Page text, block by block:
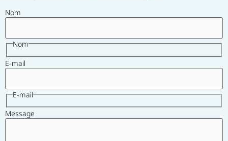
Nom
Nom
E-mail
E-mail
Message